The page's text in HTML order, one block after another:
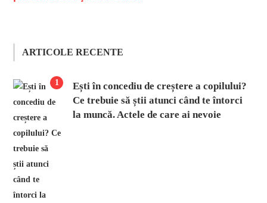
ARTICOLE RECENTE
1
Ești în concediu de creștere a copilului?
Ce trebuie să știi atunci când te întorci
la muncă. Actele de care ai nevoie